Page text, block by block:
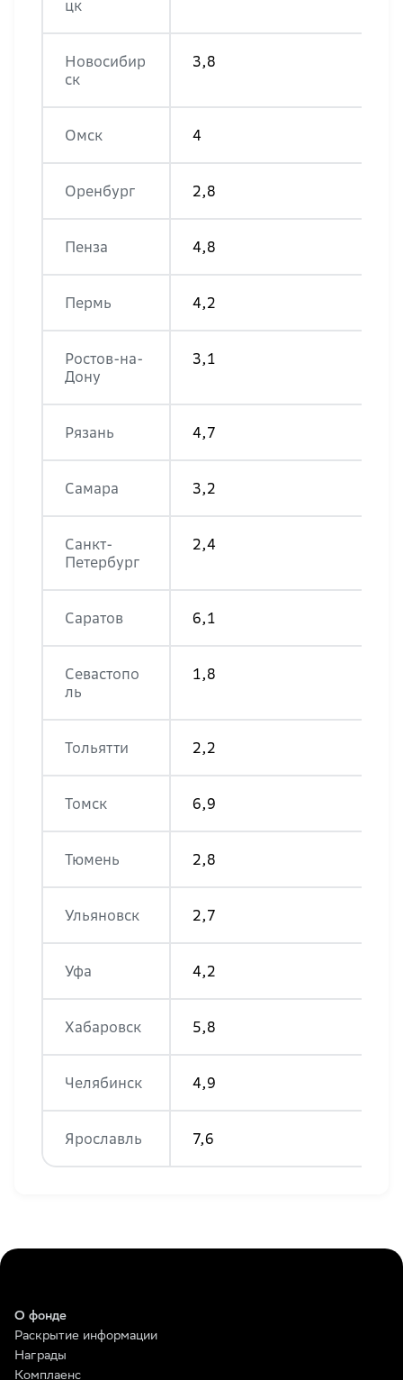
цк
Новосибир
ск
3,8
Омск 4
Оренбург 2,8
Пенза 4,8
Пермь 4,2
Ростов-на-
Дону
3,1
Рязань 4,7
Самара 3,2
Санкт-
Петербург
2,4
Саратов 6,1
Севастопо
ль
1,8
Тольятти 2,2
Томск 6,9
Тюмень 2,8
Ульяновск 2,7
Уфа 4,2
Хабаровск 5,8
Челябинск 4,9
Ярославль 7,6
О фонде
Раскрытие информации
Награды
Комплаенс